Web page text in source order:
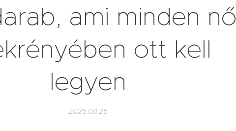
ami minden nő
ott kell
legyen
2025.08.25